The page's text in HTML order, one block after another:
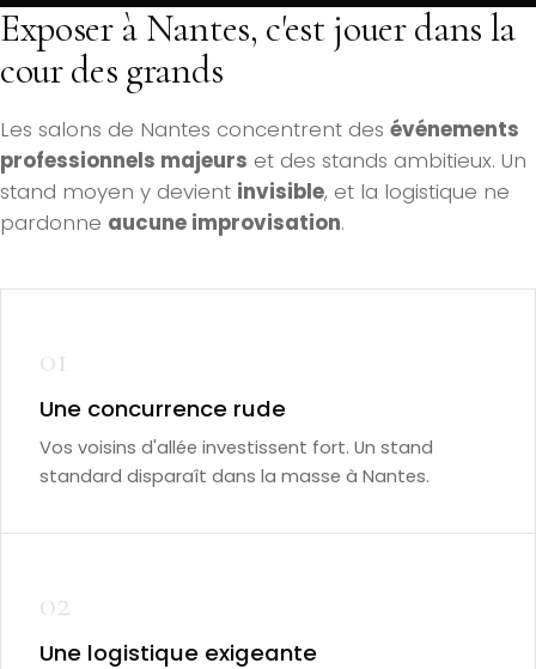
Exposer à Nantes, c'est jouer dans la
cour des grands
Les salons de Nantes concentrent des événements
professionnels majeurs et des stands ambitieux. Un
stand moyen y devient invisible, et la logistique ne
pardonne aucune improvisation.
01
Une concurrence rude
Vos voisins d'allée investissent fort. Un stand
standard disparaît dans la masse à Nantes.
02
Une logistique exigeante